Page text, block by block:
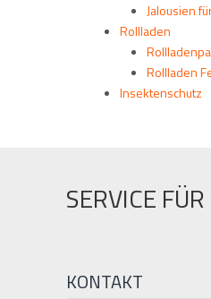
Jalousien
Rollladen
Rollladen
Insektenschutz
SERVICE
KONTAKT